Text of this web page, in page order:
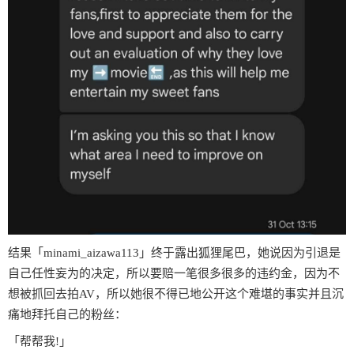
结果「minami_aizawa113」终于露出狐狸尾巴，她说因为引退是
自己任性妄为的决定，所以要赔一笔很多很多的违约金，因为不
想被抓回去拍AV，所以她很不得已地公开这个难堪的事实并且沉
痛地拜托自己的粉丝：
「帮帮我!」